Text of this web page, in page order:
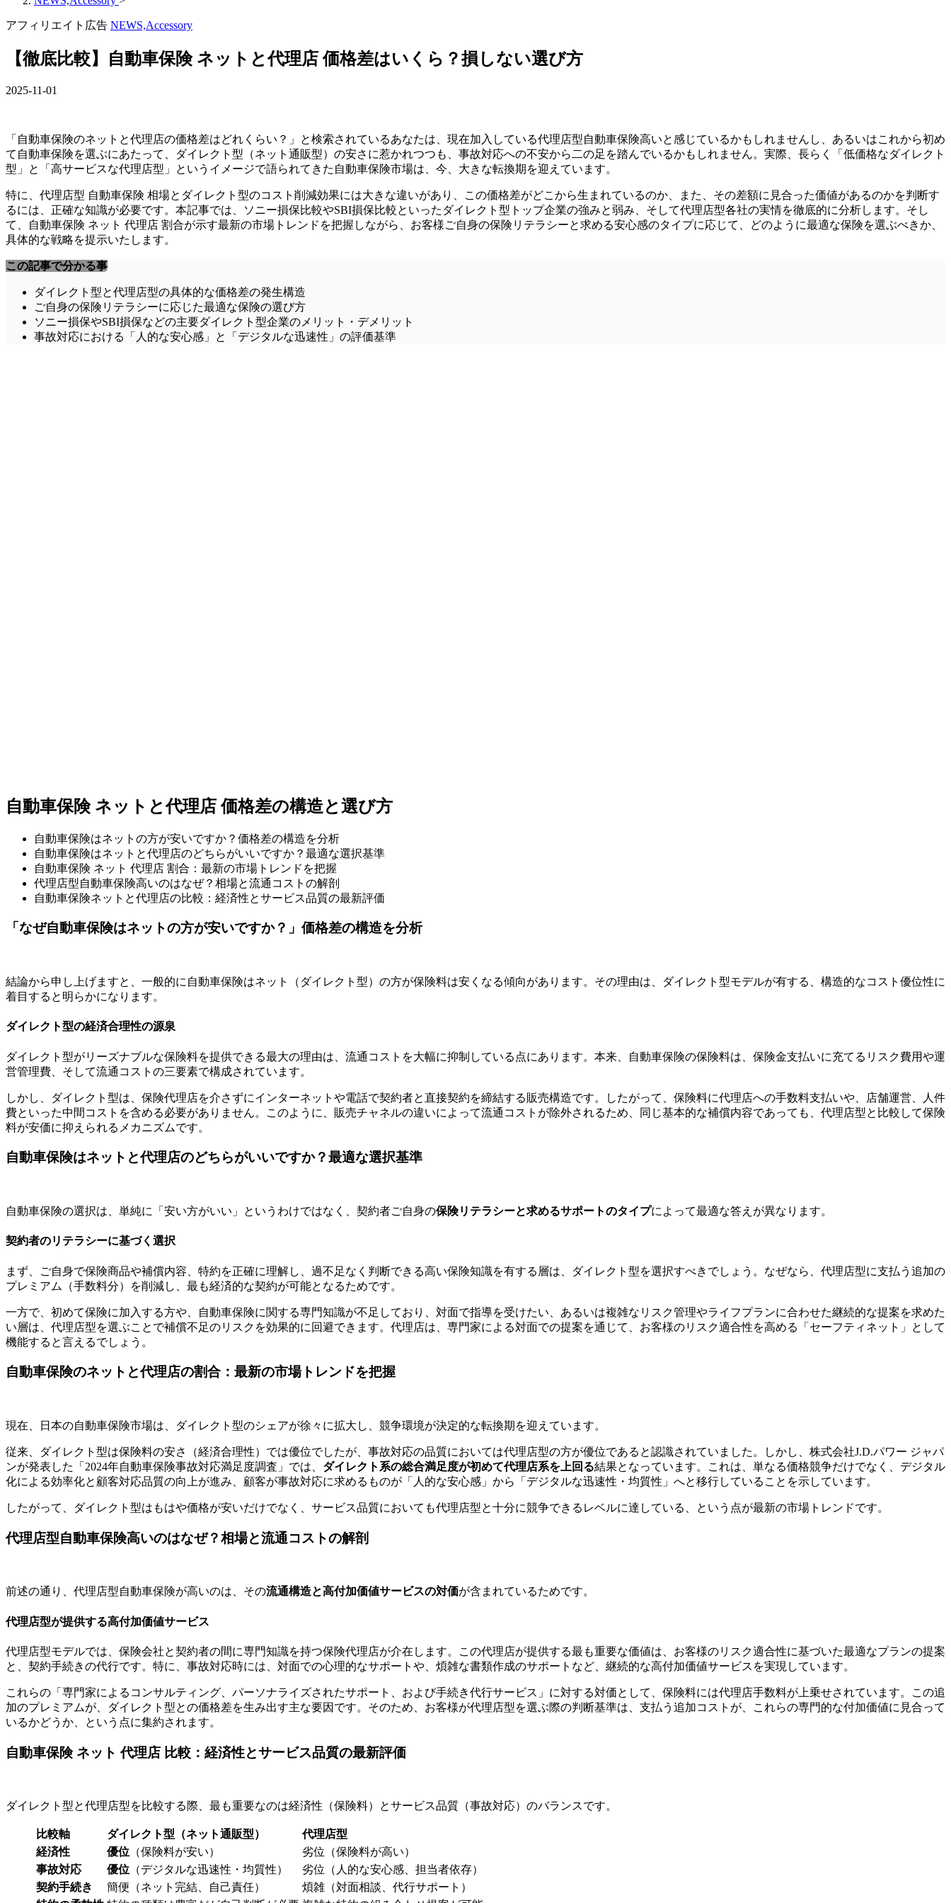
アフィリエイト広告 NEWS,Accessory
【徹底比較】自動車保険 ネットと代理店 価格差はいくら？損しない選び方
2025-11-01
「自動車保険のネットと代理店の価格差はどれくらい？」と検索されているあなたは、現在加入している代理店型自動車保険高いと感じているかもしれませんし、あるいはこれから初め
て自動車保険を選ぶにあたって、ダイレクト型（ネット通販型）の安さに惹かれつつも、事故対応への不安から二の足を踏んでいるかもしれません。実際、長らく「低価格なダイレクト
型」と「高サービスな代理店型」というイメージで語られてきた自動車保険市場は、今、大きな転換期を迎えています。
特に、代理店型 自動車保険 相場とダイレクト型のコスト削減効果には大きな違いがあり、この価格差がどこから生まれているのか、また、その差額に見合った価値があるのかを判断す
るには、正確な知識が必要です。本記事では、ソニー損保比較やSBI損保比較といったダイレクト型トップ企業の強みと弱み、そして代理店型各社の実情を徹底的に分析します。そし
て、自動車保険 ネット 代理店 割合が示す最新の市場トレンドを把握しながら、お客様ご自身の保険リテラシーと求める安心感のタイプに応じて、どのように最適な保険を選ぶべきか、
具体的な戦略を提示いたします。
この記事で分かる事
ダイレクト型と代理店型の具体的な価格差の発生構造
ご自身の保険リテラシーに応じた最適な保険の選び方
ソニー損保やSBI損保などの主要ダイレクト型企業のメリット・デメリット
事故対応における「人的な安心感」と「デジタルな迅速性」の評価基準
自動車保険 ネットと代理店 価格差の構造と選び方
自動車保険はネットの方が安いですか？価格差の構造を分析
自動車保険はネットと代理店のどちらがいいですか？最適な選択基準
自動車保険 ネット 代理店 割合：最新の市場トレンドを把握
代理店型自動車保険高いのはなぜ？相場と流通コストの解剖
自動車保険ネットと代理店の比較：経済性とサービス品質の最新評価
「なぜ自動車保険はネットの方が安いですか？」価格差の構造を分析
結論から申し上げますと、一般的に自動車保険はネット（ダイレクト型）の方が保険料は安くなる傾向があります。その理由は、ダイレクト型モデルが有する、構造的なコスト優位性に
着目すると明らかになります。
ダイレクト型の経済合理性の源泉
ダイレクト型がリーズナブルな保険料を提供できる最大の理由は、流通コストを大幅に抑制している点にあります。本来、自動車保険の保険料は、保険金支払いに充てるリスク費用や運
営管理費、そして流通コストの三要素で構成されています。
しかし、ダイレクト型は、保険代理店を介さずにインターネットや電話で契約者と直接契約を締結する販売構造です。したがって、保険料に代理店への手数料支払いや、店舗運営、人件
費といった中間コストを含める必要がありません。このように、販売チャネルの違いによって流通コストが除外されるため、同じ基本的な補償内容であっても、代理店型と比較して保険
料が安価に抑えられるメカニズムです。
自動車保険はネットと代理店のどちらがいいですか？最適な選択基準
自動車保険の選択は、単純に「安い方がいい」というわけではなく、契約者ご自身の保険リテラシーと求めるサポートのタイプによって最適な答えが異なります。
契約者のリテラシーに基づく選択
まず、ご自身で保険商品や補償内容、特約を正確に理解し、過不足なく判断できる高い保険知識を有する層は、ダイレクト型を選択すべきでしょう。なぜなら、代理店型に支払う追加の
プレミアム（手数料分）を削減し、最も経済的な契約が可能となるためです。
一方で、初めて保険に加入する方や、自動車保険に関する専門知識が不足しており、対面で指導を受けたい、あるいは複雑なリスク管理やライフプランに合わせた継続的な提案を求めた
い層は、代理店型を選ぶことで補償不足のリスクを効果的に回避できます。代理店は、専門家による対面での提案を通じて、お客様のリスク適合性を高める「セーフティネット」として
機能すると言えるでしょう。
自動車保険のネットと代理店の割合：最新の市場トレンドを把握
現在、日本の自動車保険市場は、ダイレクト型のシェアが徐々に拡大し、競争環境が決定的な転換期を迎えています。
従来、ダイレクト型は保険料の安さ（経済合理性）では優位でしたが、事故対応の品質においては代理店型の方が優位であると認識されていました。しかし、株式会社J.D.パワー ジャパ
ンが発表した「2024年自動車保険事故対応満足度調査」では、 ダイレクト系の総合満足度が初めて代理店系を上回る結果となっています。これは、単なる価格競争だけでなく、デジタル
化による効率化と顧客対応品質の向上が進み、顧客が事故対応に求めるものが「人的な安心感」から「デジタルな迅速性・均質性」へと移行していることを示しています。
したがって、ダイレクト型はもはや価格が安いだけでなく、サービス品質においても代理店型と十分に競争できるレベルに達している、という点が最新の市場トレンドです。
代理店型自動車保険高いのはなぜ？相場と流通コストの解剖
前述の通り、代理店型自動車保険が高いのは、その流通構造と高付加価値サービスの対価が含まれているためです。
代理店型が提供する高付加価値サービス
代理店型モデルでは、保険会社と契約者の間に専門知識を持つ保険代理店が介在します。この代理店が提供する最も重要な価値は、お客様のリスク適合性に基づいた最適なプランの提案
と、契約手続きの代行です。特に、事故対応時には、対面での心理的なサポートや、煩雑な書類作成のサポートなど、継続的な高付加価値サービスを実現しています。
これらの「専門家によるコンサルティング、パーソナライズされたサポート、および手続き代行サービス」に対する対価として、保険料には代理店手数料が上乗せされています。この追
加のプレミアムが、ダイレクト型との価格差を生み出す主な要因です。そのため、お客様が代理店型を選ぶ際の判断基準は、支払う追加コストが、これらの専門的な付加価値に見合って
いるかどうか、という点に集約されます。
自動車保険 ネット 代理店 比較：経済性とサービス品質の最新評価
ダイレクト型と代理店型を比較する際、最も重要なのは経済性（保険料）とサービス品質（事故対応）のバランスです。
比較軸 ダイレクト型（ネット通販型）
代理店型
経済性
優位 （保険料が安い）
劣位（保険料が高い）
事故対応
優位 （デジタルな迅速性・均質性）
劣位（人的な安心感、担当者依存）
契約手続き
簡便（ネット完結、自己責任）
煩雑（対面相談、代行サポート）